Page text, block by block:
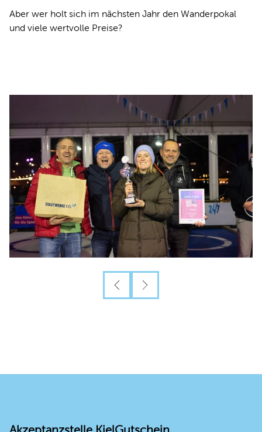
Aber wer holt sich im nächsten Jahr den Wanderpokal
und viele wertvolle Preise?
Akzeptanzstelle KielGutschein